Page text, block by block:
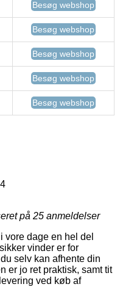
Besøg webshop
Besøg webshop
Besøg webshop
Besøg webshop
Besøg webshop
på 25 anmeldelser
vore dage en hel del
vinder er for
selv kan afhente din
er jo ret praktisk, samt tit
ved køb af